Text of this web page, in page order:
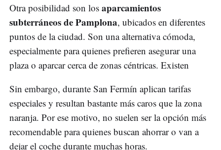
Otra posibilidad son los aparcamientos
subterráneos de Pamplona, ubicados en diferentes
puntos de la ciudad. Son una alternativa cómoda,
especialmente para quienes prefieren asegurar una
plaza o aparcar cerca de zonas céntricas. Existen
Sin embargo, durante San Fermín aplican tarifas
especiales y resultan bastante más caros que la zona
naranja. Por ese motivo, no suelen ser la opción más
recomendable para quienes buscan ahorrar o van a
dejar el coche durante muchas horas.